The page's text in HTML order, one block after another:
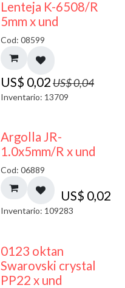
50% DESCUENTO
Lenteja K-6508/R
5mm x und
Cod: 08599
US$ 0,02US$0,04
Inventario: 13709
Argolla JR-
1.0x5mm/R x und
Cod: 06889
US$ 0,02
Inventario: 109283
0123 oktan
Swarovski crystal
PP22 x und